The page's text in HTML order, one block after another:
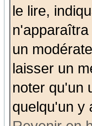
le lire,
un
laisser un
noter qu'un
quelqu'un y